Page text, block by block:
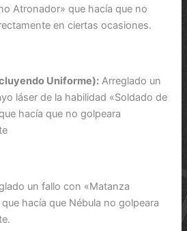
Atronador» que hacía que no
en ciertas ocasiones.
Uniforme): Arreglado un
láser de la habilidad «Soldado de
hacía que no golpeara
un fallo con «Matanza
hacía que Nébula no golpeara